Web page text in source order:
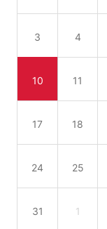
3 4
10 11
17 18
24 25
31 1